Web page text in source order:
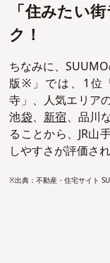
「住みたい
ク！
ちなみに、
版※」では、1位
寺」、人気エリア
池袋、新宿、品川
ることから、JR山
しやすさが評価さ
※出典：不動産・住宅サイト